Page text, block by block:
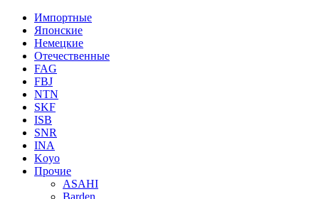
Импортные
Японские
Немецкие
Отечественные
FAG
FBJ
NTN
SKF
ISB
SNR
INA
Koyo
Прочие
ASAHI
Barden